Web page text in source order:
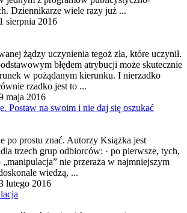
Dziennikarze wiele razy już ...
sierpnia 2016
żądzy uczynienia tegoż zła, które uczynił.
błędem atrybucji może skutecznie
w pożądanym kierunku. I nierzadko
rzadko jest to ...
maja 2016
Postaw na swoim i nie daj się oszukać
po prostu znać. Autorzy Książka jest
trzech grup odbiorców: · po pierwsze, tych,
„manipulacja” nie przeraża w najmniejszym
wiedzą, ...
lutego 2016